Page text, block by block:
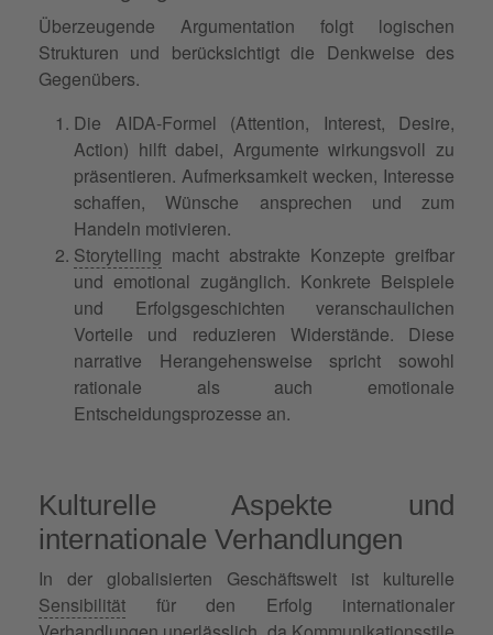
Überzeugende Argumentation folgt logischen
Strukturen und berücksichtigt die Denkweise des
Gegenübers.
Die AIDA-Formel (Attention, Interest, Desire,
Action) hilft dabei, Argumente wirkungsvoll zu
präsentieren. Aufmerksamkeit wecken, Interesse
schaffen, Wünsche ansprechen und zum
Handeln motivieren.
Storytelling macht abstrakte Konzepte greifbar
und emotional zugänglich. Konkrete Beispiele
und Erfolgsgeschichten veranschaulichen
Vorteile und reduzieren Widerstände. Diese
narrative Herangehensweise spricht sowohl
rationale als auch emotionale
Entscheidungsprozesse an.
Kulturelle Aspekte und
internationale Verhandlungen
In der globalisierten Geschäftswelt ist kulturelle
Sensibilität für den Erfolg internationaler